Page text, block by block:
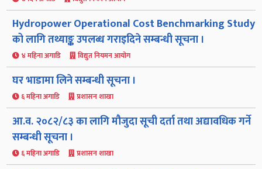
Hydropower Operational Cost Benchmarking Study
को लागि तथ्याङ्क उपलब्ध गराइदिने सम्बन्धी सूचना ।
४ महिना अगाडि विद्युत नियमन आयोग
घर भाडामा लिने सम्बन्धी सूचना ।
६ महिना अगाडि प्रशासन शाखा
आ.व. २०८२/८३ का लागि मौजुदा सूची दर्ता तथा अद्यावधिक गर्ने
सम्बन्धी सूचना ।
६ महिना अगाडि प्रशासन शाखा